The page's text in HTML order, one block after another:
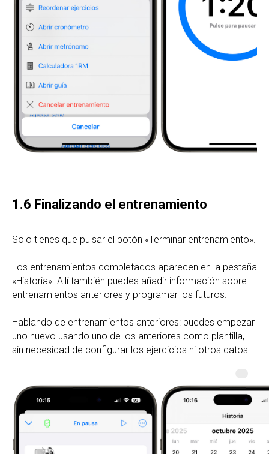
1.6 Finalizando el entrenamiento
Solo tienes que pulsar el botón «Terminar entrenamiento».
Los entrenamientos completados aparecen en la pestaña
«Historia». Allí también puedes añadir información sobre
entrenamientos anteriores y programar los futuros.
Hablando de entrenamientos anteriores: puedes empezar
uno nuevo usando uno de los anteriores como plantilla,
sin necesidad de configurar los ejercicios ni otros datos.